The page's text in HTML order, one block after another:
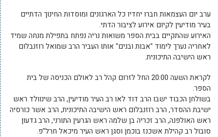
ערב יום העצמאות חברו יחדיו כל הארגונים ומוסדות החינוך הדתיים
בעיר מודיעין לקיום אירוע לציבור הדתי.
האירוע שהתקיים בבית הספר משואות נריה נפתח בתפילת מנחה שמיד
לאחריה נערך לימוד "אבות ובנים" אותו העביר הרב שמואל רוזנבלום
ראש הישיבה התיכונית.
לקראת השעה 20:00 החל לזרום קהל רב לאולם הכניסה של בית
הספר.
בשולחן הכבוד ישבו הרב דוד לאו רב העיר מודיעין, הרב שינוולד ראש
ישיבת ההסדר, הרב רוזנבלום ראש הישיבה התיכונית, הרב אשר כורסיה
ראש האולפנה, הרב זכריה בן שלמה ראש הגרעין התורני, הרב גדעון
סובול רב קהילת אשכנז בוכמן וסגן ראש העיר מיכאל חרל"פ.